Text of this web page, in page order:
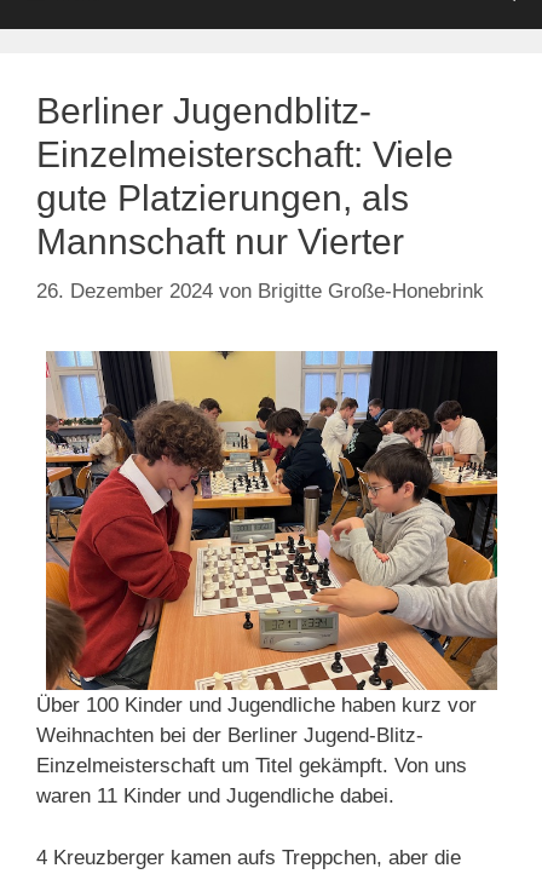
Berliner Jugendblitz-
Einzelmeisterschaft: Viele
gute Platzierungen, als
Mannschaft nur Vierter
26. Dezember 2024 von Brigitte Große-Honebrink
Über 100 Kinder und Jugendliche haben kurz vor
Weihnachten bei der Berliner Jugend-Blitz-
Einzelmeisterschaft um Titel gekämpft. Von uns
waren 11 Kinder und Jugendliche dabei.
4 Kreuzberger kamen aufs Treppchen, aber die